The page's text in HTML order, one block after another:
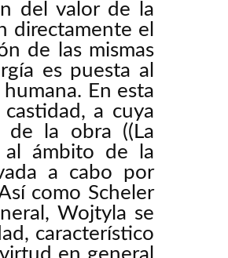
del valor de la
directamente el
de las mismas
es puesta al
En esta
a cuya
de la obra ((La
al ámbito de la
a cabo por
como Scheler
Wojtyla se
característico